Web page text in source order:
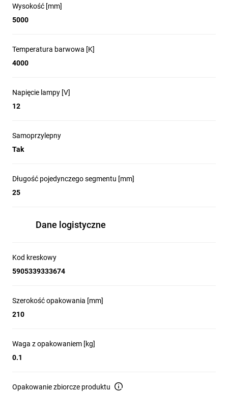
Wysokość [mm]
5000
Temperatura barwowa [K]
4000
Napięcie lampy [V]
12
Samoprzylepny
Tak
Długość pojedynczego segmentu [mm]
25
Dane logistyczne
Kod kreskowy
5905339333674
Szerokość opakowania [mm]
210
Waga z opakowaniem [kg]
0.1
Opakowanie zbiorcze produktu